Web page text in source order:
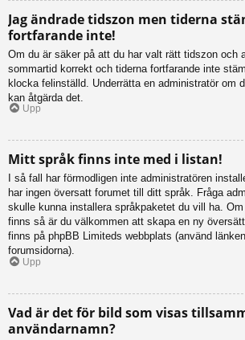
Jag ändrade tidszon men tiderna
fortfarande inte!
Om du är säker på att du har valt rätt tidszon och
sommartid korrekt och tiderna fortfarande inte
klocka felinställd. Underrätta en administratör om
kan åtgärda det.
Upp
Mitt språk finns inte med i listan!
I så fall har förmodligen inte administratören
har ingen översatt forumet till ditt språk. Fråga
skulle kunna installera språkpaketet du vill ha.
finns så är du välkommen att skapa en ny
finns på phpBB Limiteds webbplats (använd
forumsidorna).
Upp
Vad är det för bild som visas
användarnamn?